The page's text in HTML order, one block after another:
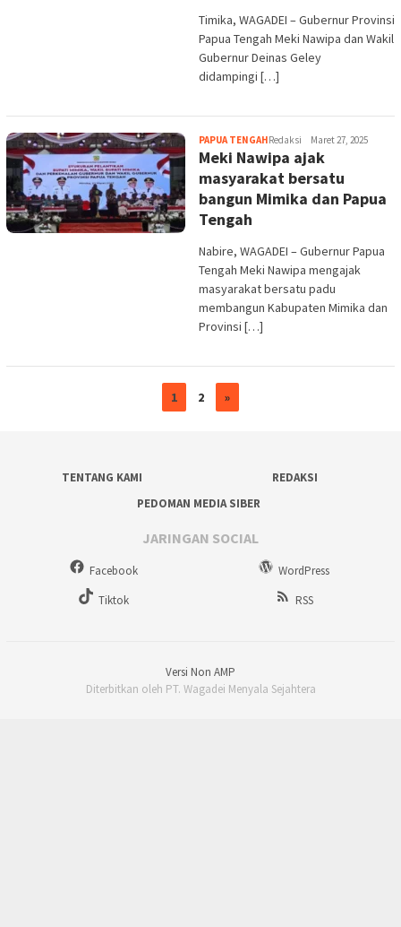
Timika, WAGADEI – Gubernur Provinsi
Papua Tengah Meki Nawipa dan Wakil
Gubernur Deinas Geley
didampingi […]
PAPUA TENGAHRedaksi Maret 27, 2025
Meki Nawipa ajak
masyarakat bersatu
bangun Mimika dan Papua
Tengah
Nabire, WAGADEI – Gubernur Papua
Tengah Meki Nawipa mengajak
masyarakat bersatu padu
membangun Kabupaten Mimika dan
Provinsi […]
1 2 »
TENTANG KAMI
REDAKSI
PEDOMAN MEDIA SIBER
JARINGAN SOCIAL
Facebook
WordPress
Tiktok
RSS
Versi Non AMP
Diterbitkan oleh PT. Wagadei Menyala Sejahtera